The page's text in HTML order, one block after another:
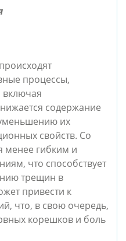
процессы,
включая
содержание
их
свойств. Со
менее гибким и
что способствует
трещин в
привести к
что, в свою очередь,
корешков и боль